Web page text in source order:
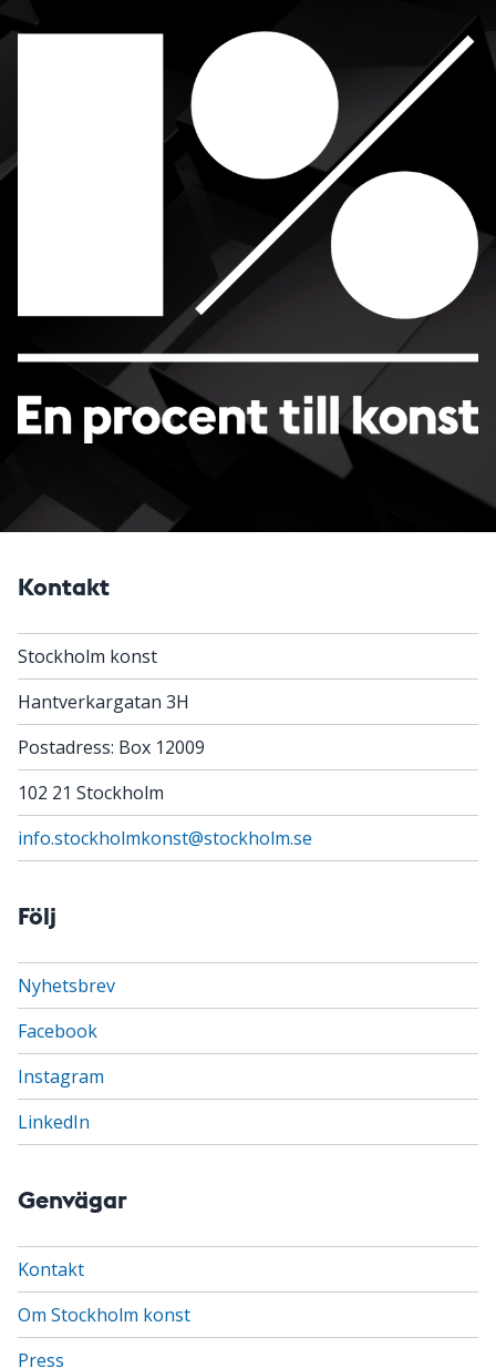
Kontakt
Stockholm konst
Hantverkargatan 3H
Postadress: Box 12009
102 21 Stockholm
info.stockholmkonst@stockholm.se
Följ
Nyhetsbrev
Facebook
Instagram
LinkedIn
Genvägar
Kontakt
Om Stockholm konst
Press